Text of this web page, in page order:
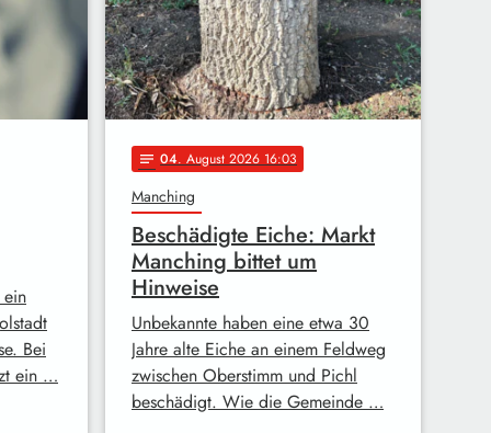
Bei
ein …
notes 04. August 2026 16:03
Manching
Beschädigte Eiche: Markt
Manching bittet um
Hinweise
Unbekannte haben eine etwa 30
Jahre alte Eiche an einem Feldweg
zwischen Oberstimm und Pichl
beschädigt. Wie die Gemeinde …